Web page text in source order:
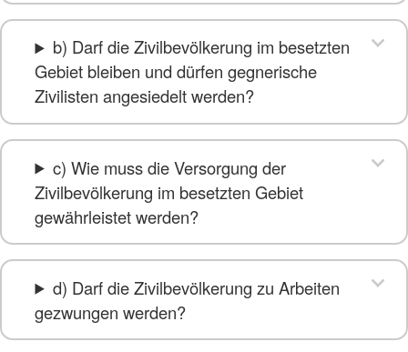
b) Darf die Zivilbevölkerung im besetzten
Gebiet bleiben und dürfen gegnerische
Zivilisten angesiedelt werden?
c) Wie muss die Versorgung der
Zivilbevölkerung im besetzten Gebiet
gewährleistet werden?
d) Darf die Zivilbevölkerung zu Arbeiten
gezwungen werden?